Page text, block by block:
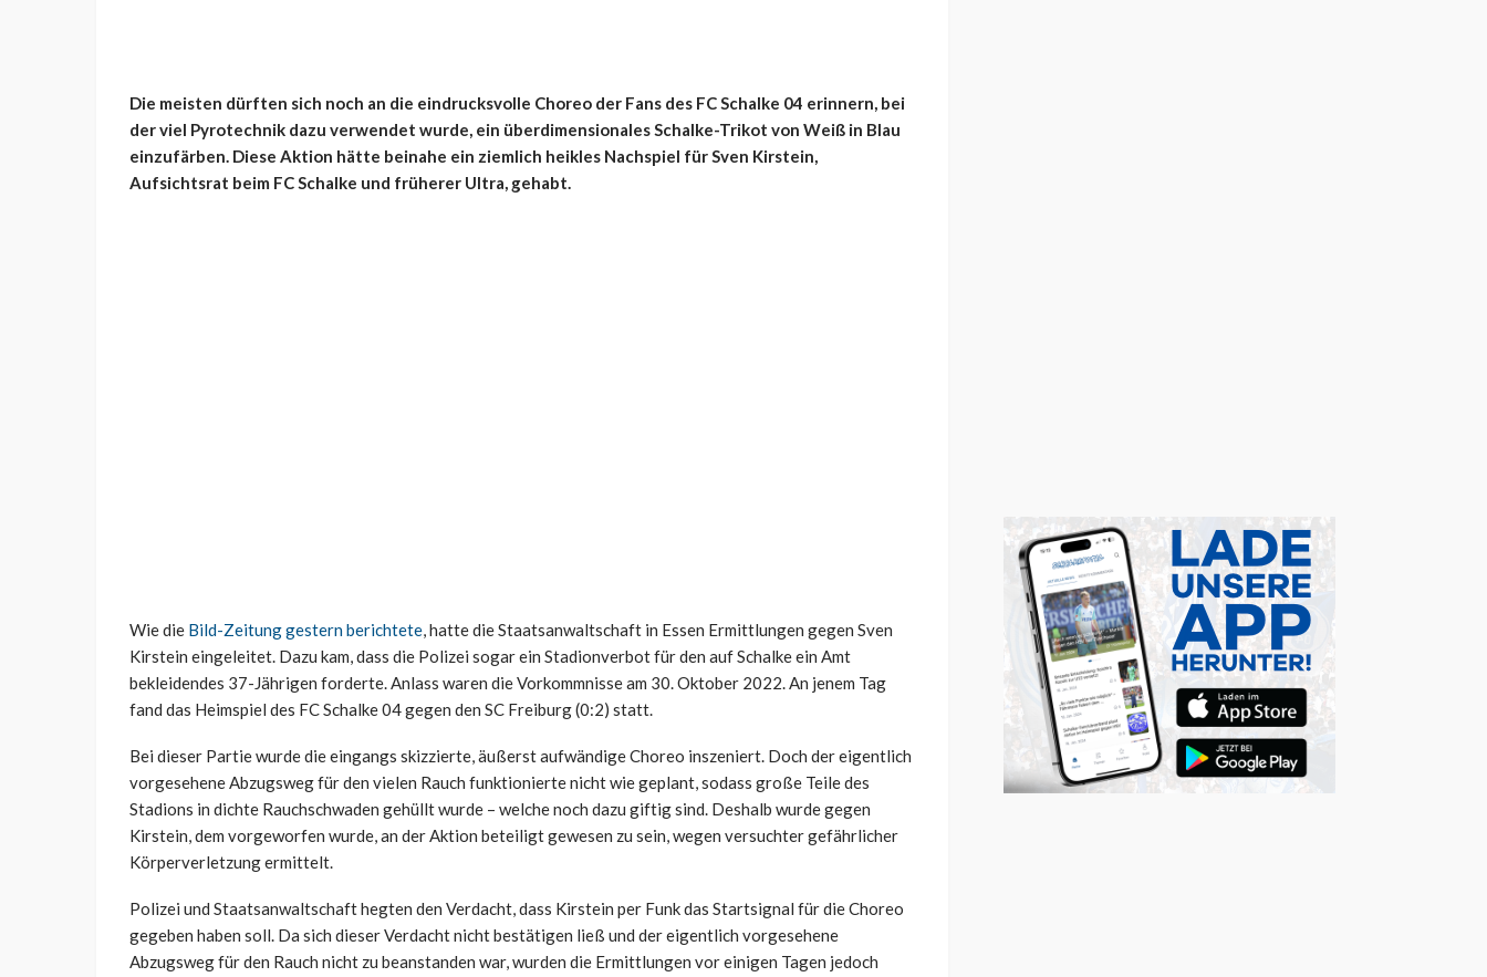
Die meisten dürften sich noch an die eindrucksvolle Choreo der Fans des FC Schalke 04 erinnern, bei
der viel Pyrotechnik dazu verwendet wurde, ein überdimensionales Schalke-Trikot von Weiß in Blau
einzufärben. Diese Aktion hätte beinahe ein ziemlich heikles Nachspiel für Sven Kirstein,
Aufsichtsrat beim FC Schalke und früherer Ultra, gehabt.
Wie die Bild-Zeitung gestern berichtete, hatte die Staatsanwaltschaft in Essen Ermittlungen gegen Sven
Kirstein eingeleitet. Dazu kam, dass die Polizei sogar ein Stadionverbot für den auf Schalke ein Amt
bekleidendes 37-Jährigen forderte. Anlass waren die Vorkommnisse am 30. Oktober 2022. An jenem Tag
fand das Heimspiel des FC Schalke 04 gegen den SC Freiburg (0:2) statt.
Bei dieser Partie wurde die eingangs skizzierte, äußerst aufwändige Choreo inszeniert. Doch der eigentlich
vorgesehene Abzugsweg für den vielen Rauch funktionierte nicht wie geplant, sodass große Teile des
Stadions in dichte Rauchschwaden gehüllt wurde – welche noch dazu giftig sind. Deshalb wurde gegen
Kirstein, dem vorgeworfen wurde, an der Aktion beteiligt gewesen zu sein, wegen versuchter gefährlicher
Körperverletzung ermittelt.
Polizei und Staatsanwaltschaft hegten den Verdacht, dass Kirstein per Funk das Startsignal für die Choreo
gegeben haben soll. Da sich dieser Verdacht nicht bestätigen ließ und der eigentlich vorgesehene
Abzugsweg für den Rauch nicht zu beanstanden war, wurden die Ermittlungen vor einigen Tagen jedoch